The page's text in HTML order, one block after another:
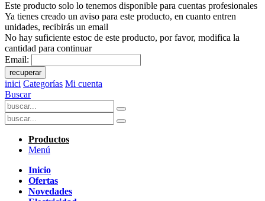
Este producto solo lo tenemos disponible para cuentas profesionales
Ya tienes creado un aviso para este producto, en cuanto entren
unidades, recibirás un email
No hay suficiente estoc de este producto, por favor, modifica la
cantidad para continuar
Email:
recuperar
inici Categorías Mi cuenta
Buscar
Productos
Menú
Inicio
Ofertas
Novedades